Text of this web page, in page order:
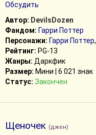
Обсудить
Автор: DevilsDozen
Фандом: Гарри Поттер
Персонажи: Гарри Поттер,
Рейтинг: PG-13
Жанры: Даркфик
Размер: Мини | 6 021 знак
Статус: Закончен
Щеночек (джен)